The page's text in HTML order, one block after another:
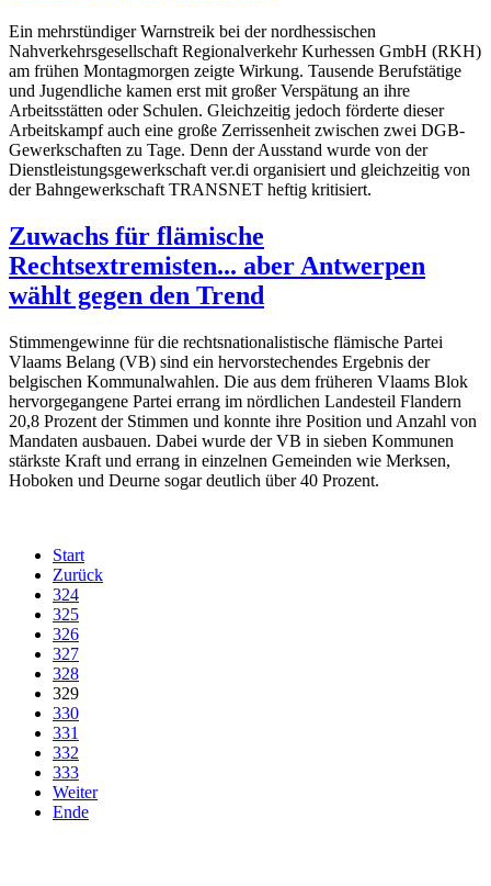
Ein mehrstündiger Warnstreik bei der nordhessischen
Nahverkehrsgesellschaft Regionalverkehr Kurhessen GmbH (RKH)
am frühen Montagmorgen zeigte Wirkung. Tausende Berufstätige
und Jugendliche kamen erst mit großer Verspätung an ihre
Arbeitsstätten oder Schulen. Gleichzeitig jedoch förderte dieser
Arbeitskampf auch eine große Zerrissenheit zwischen zwei DGB-
Gewerkschaften zu Tage. Denn der Ausstand wurde von der
Dienstleistungsgewerkschaft ver.di organisiert und gleichzeitig von
der Bahngewerkschaft TRANSNET heftig kritisiert.
Zuwachs für flämische
Rechtsextremisten... aber Antwerpen
wählt gegen den Trend
Stimmengewinne für die rechtsnationalistische flämische Partei
Vlaams Belang (VB) sind ein hervorstechendes Ergebnis der
belgischen Kommunalwahlen. Die aus dem früheren Vlaams Blok
hervorgegangene Partei errang im nördlichen Landesteil Flandern
20,8 Prozent der Stimmen und konnte ihre Position und Anzahl von
Mandaten ausbauen. Dabei wurde der VB in sieben Kommunen
stärkste Kraft und errang in einzelnen Gemeinden wie Merksen,
Hoboken und Deurne sogar deutlich über 40 Prozent.
Start
Zurück
324
325
326
327
328
329
330
331
332
333
Weiter
Ende